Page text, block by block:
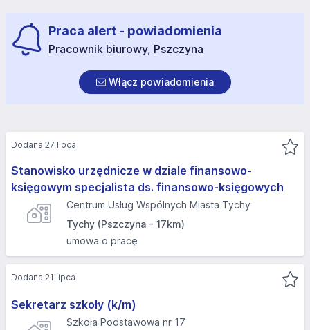
Praca alert - powiadomienia
Pracownik biurowy, Pszczyna
Włącz powiadomienia
Stanowisko urzędnicze w dziale finansowo-
księgowym specjalista ds. finansowo-księgowych
Centrum Usług Wspólnych Miasta Tychy
Tychy (Pszczyna - 17km)
umowa o pracę
Dodana 27 lipca
Sekretarz szkoły (k/m)
Szkoła Podstawowa nr 17
Dodana 21 lipca